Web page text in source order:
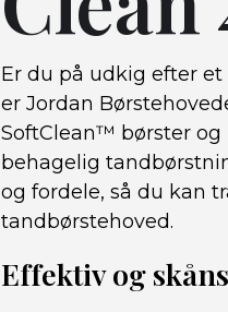
Er du på udkig efter
er Jordan
SoftClean™ børster og
behagelig
og fordele, så du kan
tandbørstehoved.
Effektiv og